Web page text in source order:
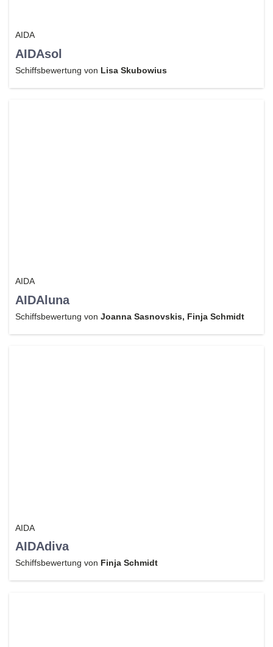
AIDA
AIDAsol
Schiffsbewertung von Lisa Skubowius
AIDA
AIDAluna
Schiffsbewertung von Joanna Sasnovskis, Finja Schmidt
AIDA
AIDAdiva
Schiffsbewertung von Finja Schmidt